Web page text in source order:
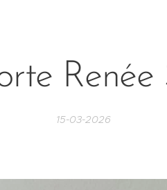
Renée
15-03-2026